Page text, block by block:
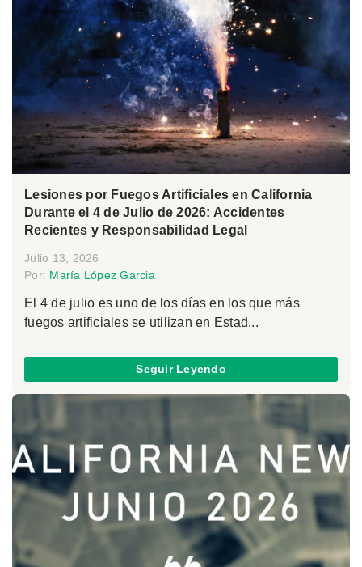
Lesiones por Fuegos Artificiales en California
Durante el 4 de Julio de 2026: Accidentes
Recientes y Responsabilidad Legal
Julio 13, 2026
Por: María López Garcia
El 4 de julio es uno de los días en los que más
fuegos artificiales se utilizan en Estad...
Seguir Leyendo